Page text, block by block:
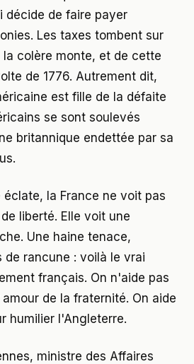
décide de faire payer
Les taxes tombent sur
colère monte, et de cette
de 1776. Autrement dit,
est fille de la défaite
se sont soulevés
britannique endettée par sa
la France ne voit pas
liberté. Elle voit une
Une haine tenace,
de rancune : voilà le vrai
français. On n'aide pas
de la fraternité. On aide
humilier l'Angleterre.
ministre des Affaires